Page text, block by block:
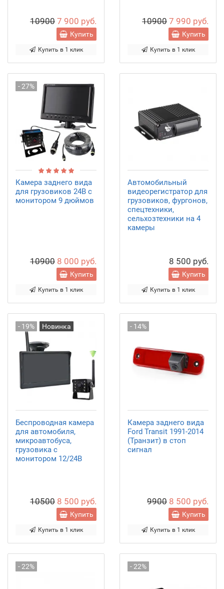
10900 7 900 руб.
Купить
Купить в 1 клик
10900 7 990 руб.
Купить
Купить в 1 клик
- 27%
Камера заднего вида
для грузовиков 24В с
монитором 9 дюймов
10900 8 000 руб.
Купить
Купить в 1 клик
Автомобильный
видеорегистратор для
грузовиков, фургонов,
спецтехники,
сельхозтехники на 4
камеры
8 500 руб.
Купить
Купить в 1 клик
- 19% Новинка
Беспроводная камера
для автомобиля,
микроавтобуса,
грузовика с
монитором 12/24В
10500 8 500 руб.
Купить
Купить в 1 клик
- 14%
Камера заднего вида
Ford Transit 1991-2014
(Транзит) в стоп
сигнал
9900 8 500 руб.
Купить
Купить в 1 клик
- 22% - 22%